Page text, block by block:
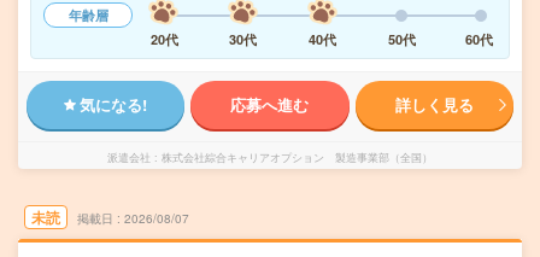
年齢層
20代
30代 40代 50代 60代
気になる! 応募へ進む 詳しく見る
派遣会社 株式会社綜合キャリアオプション 製造事業部（全国）
未読 掲載日 2026/08/07